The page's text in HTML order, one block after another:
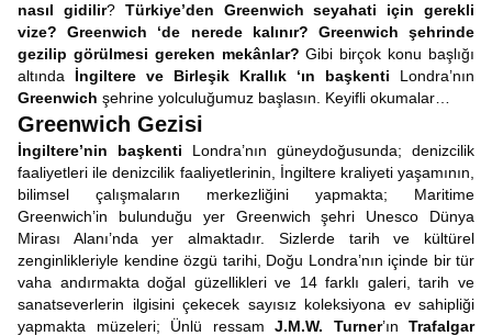
nasıl gidilir? Türkiye’den Greenwich seyahati için gerekli
vize? Greenwich ‘de nerede kalınır? Greenwich şehrinde
gezilip görülmesi gereken mekânlar?Gibi birçok konu başlığı
altında İngiltere ve Birleşik Krallık ‘ın başkenti Londra’nın
Greenwich şehrine yolculuğumuz başlasın. Keyifli okumalar…
Greenwich Gezisi
İngiltere’nin başkenti Londra’nın güneydoğusunda; denizcilik
faaliyetleri ile denizcilik faaliyetlerinin, İngiltere kraliyeti yaşamının,
bilimsel çalışmaların merkezliğini yapmakta; Maritime
Greenwich’in bulunduğu yer Greenwich şehri Unesco Dünya
Mirası Alanı’nda yer almaktadır. Sizlerde tarih ve kültürel
zenginlikleriyle kendine özgü tarihi, Doğu Londra’nın içinde bir tür
vaha andırmakta doğal güzellikleri ve 14 farklı galeri, tarih ve
sanatseverlerin ilgisini çekecek sayısız koleksiyona ev sahipliği
yapmakta müzeleri; Ünlü ressam J.M.W. Turner’ın Trafalgar